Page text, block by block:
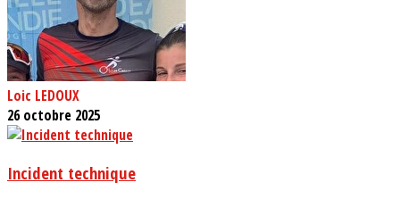
Loic LEDOUX
26 octobre 2025
Incident technique